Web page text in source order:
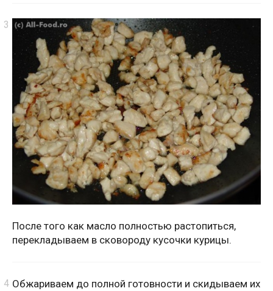
После того как масло полностью растопиться,
перекладываем в сковороду кусочки курицы.
Обжариваем до полной готовности и скидываем их